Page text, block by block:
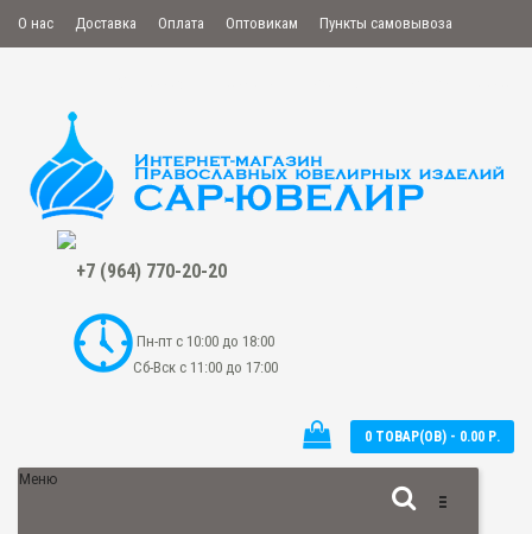
О нас Доставка Оплата Оптовикам Пункты самовывоза
+7 (964) 770-20-20
Пн-пт с 10:00 до 18:00
Сб-Вск с 11:00 до 17:00
0 ТОВАР(ОВ) - 0.00 Р.
Меню